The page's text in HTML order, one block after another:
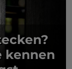
kennen